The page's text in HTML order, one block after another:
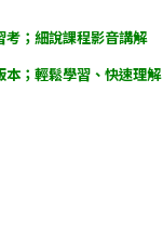
考；細說課程影音講解
本；輕鬆學習、快速理解